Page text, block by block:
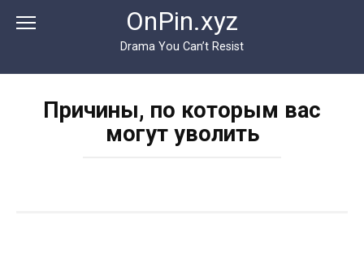
OnPin.xyz
Drama You Can’t Resist
Причины, по которым вас
могут уволить